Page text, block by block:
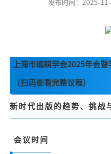
发布时间：2025-
上海市编辑学会2025年会暨
（扫码查看完整议程）
新时代出版的趋势、挑战
会议时间